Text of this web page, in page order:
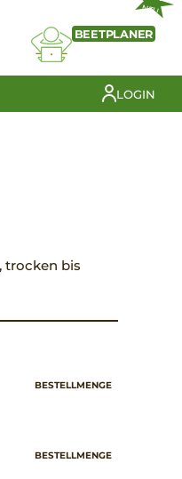
NEU
BEETPLANER
LOGIN
trocken bis
BESTELLMENGE
BESTELLMENGE